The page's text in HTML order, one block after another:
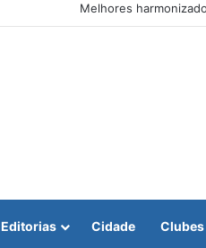
Melhores
Editorias Cidade Clubes